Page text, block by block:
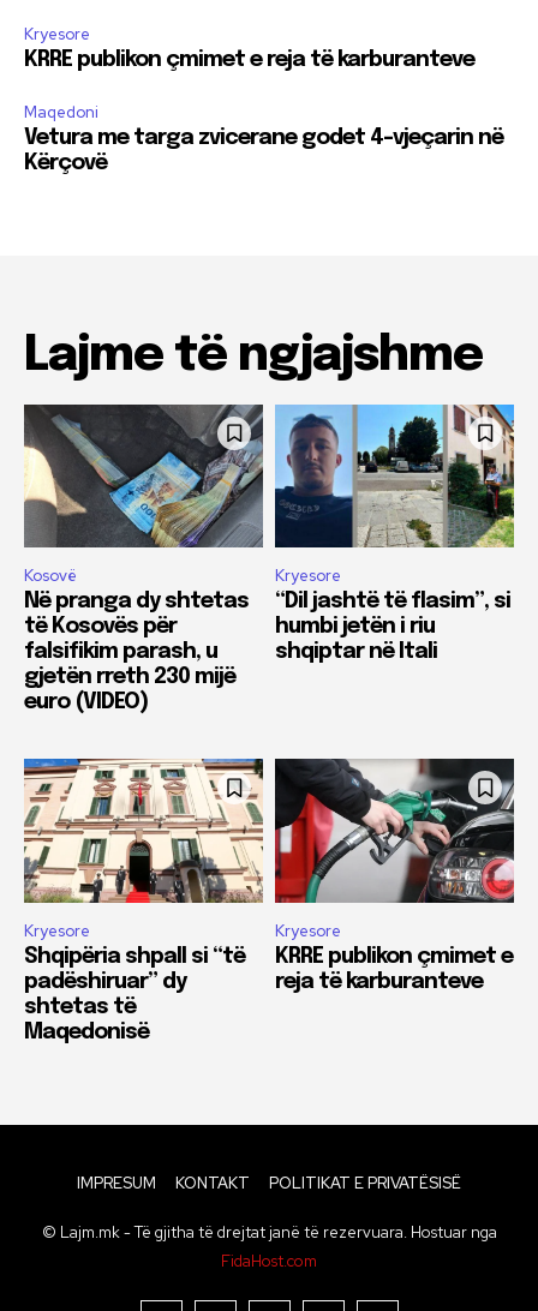
Kryesore
KRRE publikon çmimet e reja të karburanteve
Maqedoni
Vetura me targa zvicerane godet 4-vjeçarin në
Kërçovë
Lajme të ngjajshme
Kosovë
Në pranga dy shtetas
të Kosovës për
falsifikim parash, u
gjetën rreth 230 mijë
euro (VIDEO)
Kryesore
“Dil jashtë të flasim”, si
humbi jetën i riu
shqiptar në Itali
Kryesore
Shqipëria shpall si “të
padëshiruar” dy
shtetas të
Maqedonisë
Kryesore
KRRE publikon çmimet e
reja të karburanteve
IMPRESUM KONTAKT POLITIKAT E PRIVATËSISË
© Lajm.mk - Të gjitha të drejtat janë të rezervuara. Hostuar nga
FidaHost.com